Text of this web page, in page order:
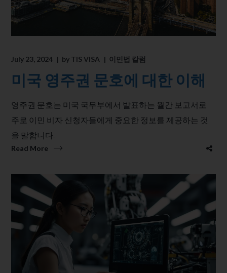
July 23, 2024 by TIS VISA 이민법 칼럼
미국 영주권 문호에 대한 이해
영주권 문호는 미국 국무부에서 발표하는 월간 보고서로
주로 이민 비자 신청자들에게 중요한 정보를 제공하는 것
을 말합니다.
Read More